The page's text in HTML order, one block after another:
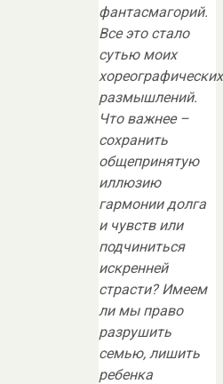
фантасмагорий.
Все это стало
сутью моих
хореографических
размышлений.
Что важнее –
сохранить
общепринятую
иллюзию
гармонии долга
и чувств или
подчиниться
искренней
страсти? Имеем
ли мы право
разрушить
семью, лишить
ребенка